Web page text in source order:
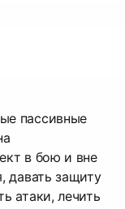
пассивные
в бою и вне
давать защиту
атаки, лечить